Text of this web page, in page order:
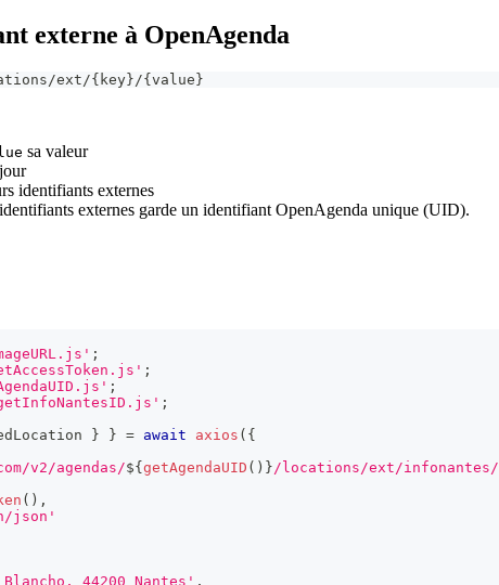
externe à OpenAgenda
ext/{key}/{value}
sa valeur
identifiants externes
externes garde un identifiant OpenAgenda unique (UID).
;
;
;
;
} } = await axios ( {
v2/agendas/${ getAgendaUID ( ) } /locations/ext/infonantes/
( ) ,
json'
44200 Nantes' ,